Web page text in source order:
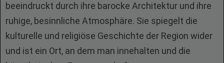
beeindruckt durch ihre barocke Architektur und ihre
ruhige, besinnliche Atmosphäre. Sie spiegelt die
kulturelle und religiöse Geschichte der Region wider
und ist ein Ort, an dem man innehalten und die